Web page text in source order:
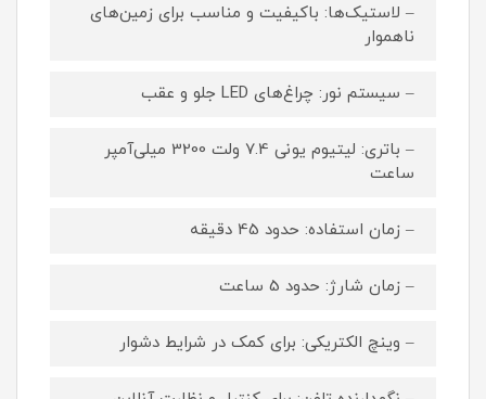
– لاستیک‌ها: باکیفیت و مناسب برای زمین‌های
ناهموار
– سیستم نور: چراغ‌های LED جلو و عقب
– باتری: لیتیوم یونی 7.4 ولت 3200 میلی‌آمپر
ساعت
– زمان استفاده: حدود 45 دقیقه
– زمان شارژ: حدود 5 ساعت
– وینچ الکتریکی: برای کمک در شرایط دشوار